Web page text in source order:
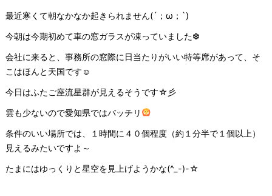
最近寒くて朝なかなか起きられません(´；ω；`)
今朝は今期初めて車の窓ガラスが凍っていました❆
会社に来ると、事務所の窓際に日当たりがいい特等席があって、そ
こはほんと天国です☺
今日はふたご座流星群が見えるそうです☆彡
雲も少ないので愛知県ではバッチリ
条件のいい場所では、１時間に４０個程度（約１分半で１個以上）
見えるみたいですよ～
たまにはゆっくりと星空を見上げようかな(^_-)-☆